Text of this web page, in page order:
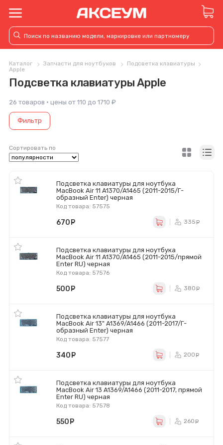
Каталог Запчасти для ноутбуков
Подсветка клавиатуры
Apple
Подсветка клавиатуры Apple
26 товаров · цены от 110 до 1710 ₽
Фильтр
Сортировать по
Подсветка клавиатуры для ноутбука
MacBook Air 11 A1370/A1465 (2011-2015/Г-
образный Enter) черная
Код товара: 57575
670 335
Подсветка клавиатуры для ноутбука
MacBook Air 11 A1370/A1465 (2011-2015/прямой
Enter RU) черная
Код товара: 57576
500 380
Подсветка клавиатуры для ноутбука
MacBook Air 13" A1369/A1466 (2011-2017/Г-
образный Enter) черная
Код товара: 57577
340 200
Подсветка клавиатуры для ноутбука
MacBook Air 13 A1369/A1466 (2011-2017, прямой
Enter RU) черная
Код товара: 57578
550 260